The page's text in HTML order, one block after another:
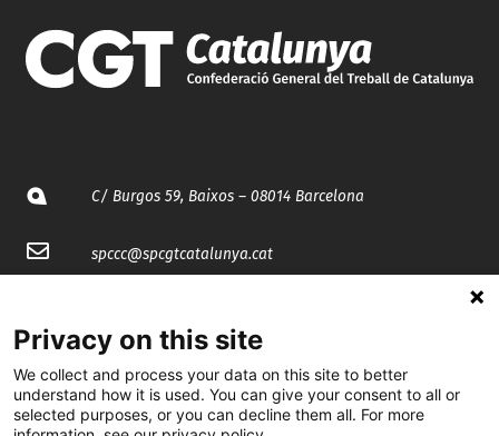
C/ Burgos 59, Baixos – 08014 Barcelona
spccc@spcgtcatalunya.cat
@CGTCatalunya
cgtcatalunya
Privacy on this site
We collect and process your data on this site to better
understand how it is used. You can give your consent to all or
selected purposes, or you can decline them all. For more